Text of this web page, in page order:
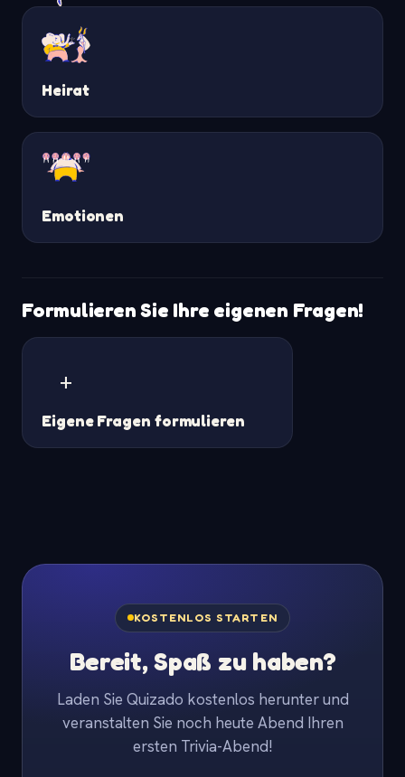
Heirat
Emotionen
Formulieren Sie Ihre eigenen Fragen!
+
Eigene Fragen formulieren
KOSTENLOS STARTEN
Bereit, Spaß zu haben?
Laden Sie Quizado kostenlos herunter und
veranstalten Sie noch heute Abend Ihren
ersten Trivia-Abend!